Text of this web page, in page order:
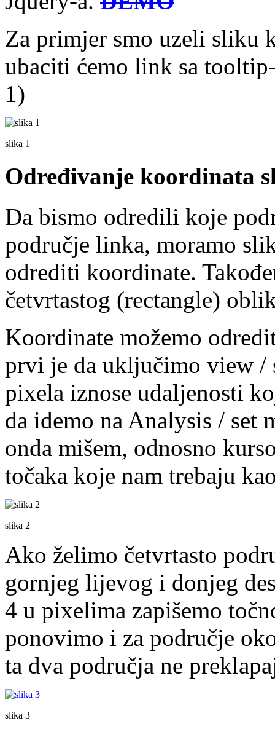
Za primjer smo uzeli sliku
ubaciti ćemo link sa
1)
slika 1
Određivanje koordinata
Da bismo odredili koje
područje linka, moramo
odrediti koordinate.
četvrtastog (rectangle)
Koordinate možemo
prvi je da uključimo view
pixela iznose udaljenosti
da idemo na Analysis / set
onda mišem, odnosno
točaka koje nam trebaju
slika 2
Ako želimo četvrtasto
gornjeg lijevog i donjeg
4 u pixelima zapišemo
ponovimo i za područje
ta dva područja ne
slika 3